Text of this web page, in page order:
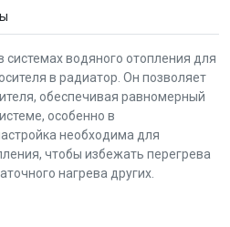
системах водяного отопления для
в радиатор. Он позволяет
обеспечивая равномерный
особенно в
необходима для
чтобы избежать перегрева
нагрева других.